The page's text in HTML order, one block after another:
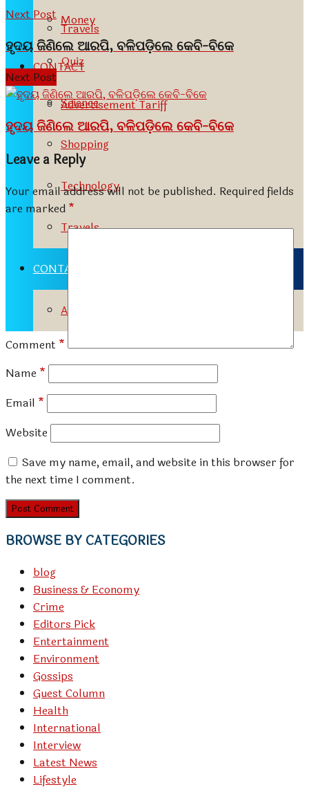
Travels
CONTACT
Advertisement Tariff
Money
Quiz
Science
Shopping
Technology
Travels
CONTACT
Advertisement Tariff
Next Post
ହୃଦୟ ଜିଣିଲେ ଆରପି, ବଳିପଡ଼ିଲେ କେବି-ବିକେ
Next Post
ହୃଦୟ ଜିଣିଲେ ଆରପି, ବଳିପଡ଼ିଲେ କେବି-ବିକେ
Leave a Reply
Your email address will not be published. Required fields
are marked *
Comment *
Name *
Email *
Website
Save my name, email, and website in this browser for
the next time I comment.
BROWSE BY CATEGORIES
blog
Business & Economy
Crime
Editors Pick
Entertainment
Environment
Gossips
Guest Column
Health
International
Interview
Latest News
Lifestyle